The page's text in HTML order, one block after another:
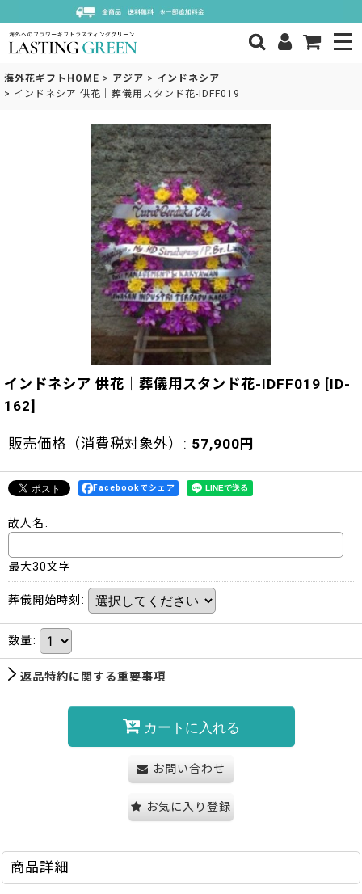
海外花ギフトHOME > アジア > インドネシア
> インドネシア 供花｜葬儀用スタンド花-IDFF019
インドネシア 供花｜葬儀用スタンド花-IDFF019 [ID-
162]
販売価格（消費税対象外） : 57,900 円
Facebookでシェア
故人名:
最大30文字
葬儀開始時刻 :
数量:
返品特約に関する重要事項
カートに入れる
お問い合わせ
お気に入り登録
商品詳細